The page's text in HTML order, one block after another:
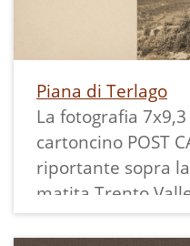
Piana di Terlago
La fotografia
cartoncino POST
riportante sopra
matita Trento
1938).